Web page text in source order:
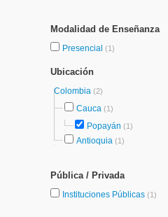
Modalidad de Enseñanza
Presencial (1)
Ubicación
Colombia (2)
Cauca (1)
Popayán (1)
Antioquia (1)
Pública / Privada
Instituciones Públicas (1)